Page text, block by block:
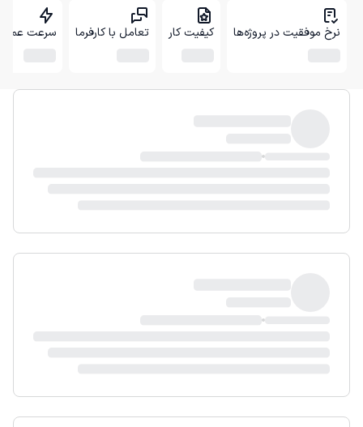
نرخ موفقیت در پروژه‌ها کیفیت کار تعامل با کارفرما سرعت عمل